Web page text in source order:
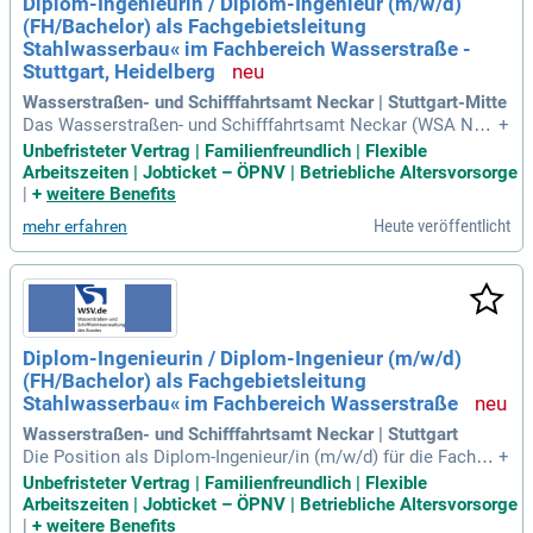
ben Sie sich jetzt!
(FH/Bachelor) als Fachgebietsleitung
Stahlwasserbau« im Fachbereich Wasserstraße -
Stuttgart, Heidelberg
Wasserstraßen- und Schifffahrtsamt Neckar | Stuttgart-Mitte
Das Wasserstraßen- und Schifffahrtsamt Neckar (WSA Nec
kar) sucht eine/n Diplom-Ingenieurin / Diplom-Ingenieur (m/
w/d) als Fachgebietsleitung „Stahlwasserbau“. Der unbefrist
ete Vollzeitjob (39 Std./Woche) ist in Heidelberg oder Stuttg
Verantwortung für 13 Mitarbeitende und die Führung des Fa
chgebietes Stahlwasserbau. Ihre Hauptaufgaben umfassen
die Instandsetzung und den Ersatz von Stahlwasserbauwerk
en entlang des Neckars. Dieser Bereich erstreckt sich über
27 Staustufen, einschließlich Hochwassersperrtoren. Bewer
ben Sie sich jetzt unter Referenzcode 20261301 9328 und ge
stalten Sie die Wasserstraße aktiv mit!
+
Unbefristeter Vertrag | Familienfreundlich | Flexible
Arbeitszeiten | Jobticket – ÖPNV | Betriebliche Altersvorsorge
| + weitere Benefits
mehr erfahren Heute veröffentlicht
Diplom-Ingenieurin / Diplom-Ingenieur (m/w/d)
(FH/Bachelor) als Fachgebietsleitung
Stahlwasserbau« im Fachbereich Wasserstraße
Wasserstraßen- und Schifffahrtsamt Neckar | Stuttgart
Die Position als Diplom-Ingenieur/in (m/w/d) für die Fachge
bietsleitung "Stahlwasserbau" im WSA Neckar bietet eine s
pannende Herausforderung in Heidelberg oder Stuttgart. Sie
leiten ein Team von 13 Mitarbeitern und sind verantwortlich
+
Unbefristeter Vertrag | Familienfreundlich | Flexible
Arbeitszeiten | Jobticket – ÖPNV | Betriebliche Altersvorsorge
+ weitere Benefits